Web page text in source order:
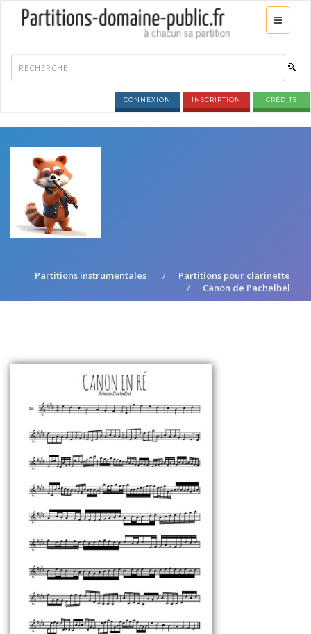
CONNEXION INSCRIPTION CRÉDITS
Partitions instrumentales
Partitions pour clarinette
Canon de Pachelbel